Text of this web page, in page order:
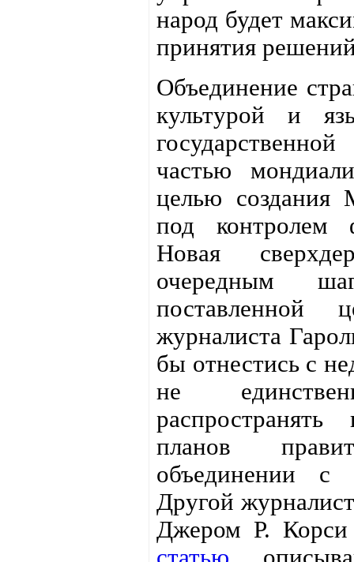
народ будет
принятия
Объединение
культурой и
частью
целью создания
под контролем
Новая
очередным
поставленной
журналиста
бы отнестись с
не
планов
объединении
Другой
Джером Р. Корси